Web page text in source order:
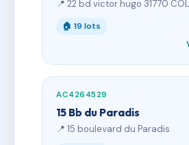
📍 22 bd victor hugo 31770
🏠 19 lots
AC4264529
15 Bb du Paradis
📍 15 boulevard du Paradis